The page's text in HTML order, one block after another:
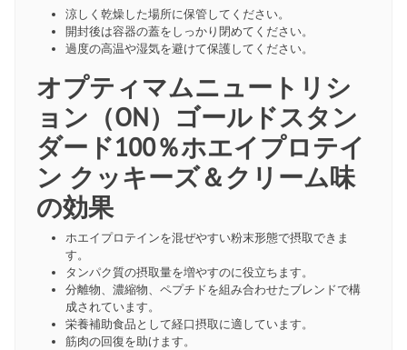
涼しく乾燥した場所に保管してください。
開封後は容器の蓋をしっかり閉めてください。
過度の高温や湿気を避けて保護してください。
オプティマムニュートリシ
ョン（ON）ゴールドスタン
ダード100％ホエイプロテイ
ン クッキーズ＆クリーム味
の効果
ホエイプロテインを混ぜやすい粉末形態で摂取できま
す。
タンパク質の摂取量を増やすのに役立ちます。
分離物、濃縮物、ペプチドを組み合わせたブレンドで構
成されています。
栄養補助食品として経口摂取に適しています。
筋肉の回復を助けます。